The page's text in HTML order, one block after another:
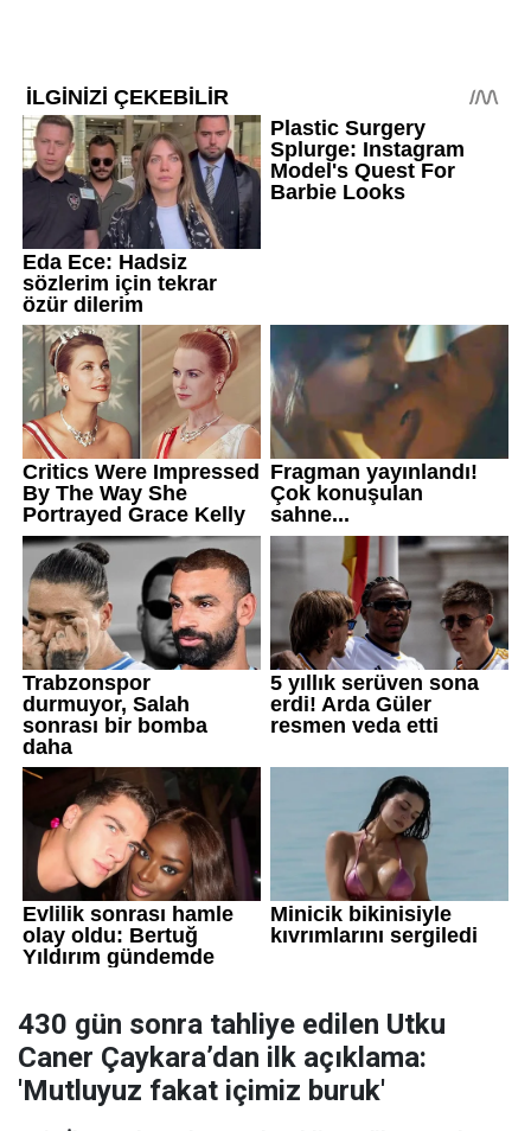
430 gün sonra tahliye edilen Utku
Caner Çaykara’dan ilk açıklama:
'Mutluyuz fakat içimiz buruk'